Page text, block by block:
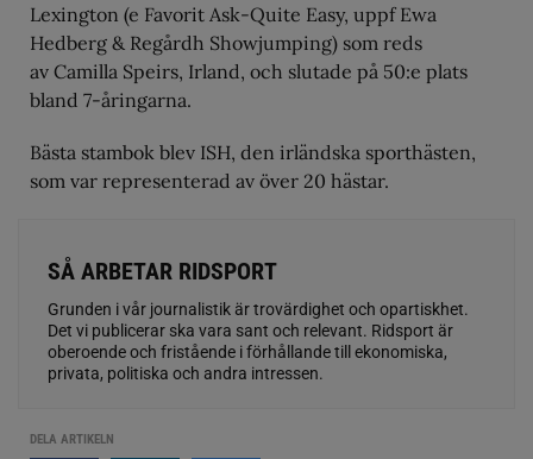
Lexington (e Favorit Ask-Quite Easy, uppf Ewa
Hedberg & Regårdh Showjumping) som reds
av Camilla Speirs, Irland, och slutade på 50:e plats
bland 7-åringarna.
Bästa stambok blev ISH, den irländska sporthästen,
som var representerad av över 20 hästar.
SÅ ARBETAR RIDSPORT
Grunden i vår journalistik är trovärdighet och opartiskhet.
Det vi publicerar ska vara sant och relevant. Ridsport är
oberoende och fristående i förhållande till ekonomiska,
privata, politiska och andra intressen.
DELA ARTIKELN